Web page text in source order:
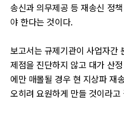
송신과 의무제공 등 재송신 정
야 한다는 것이다.
보고서는 규제기관이 사업자간
제점을 진단하지 않고 대가 산
에만 매몰될 경우 현 지상파 재
오히려 요원하게 만들 것이라고